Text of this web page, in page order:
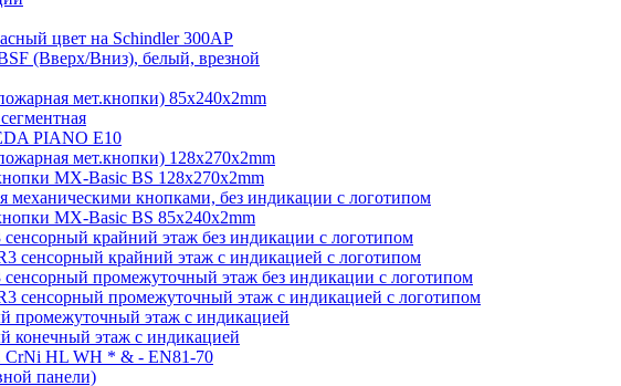
цвет на Schindler 300AP
(Вверх/Вниз), белый, врезной
мет.кнопки) 85х240х2mm
PIANO E10
мет.кнопки) 128х270х2mm
MX-Basic BS 128х270х2mm
механическими кнопками, без индикации с логотипом
MX-Basic BS 85х240х2mm
крайний этаж без индикации с логотипом
сенсорный крайний этаж с индикацией с логотипом
промежуточный этаж без индикации с логотипом
сенсорный промежуточный этаж с индикацией с логотипом
промежуточный этаж с индикацией
конечный этаж с индикацией
CrNi HL WH * & - EN81-70
панели)